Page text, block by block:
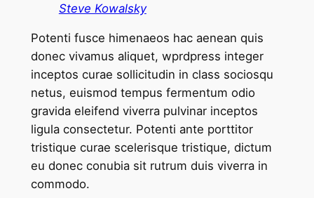
Steve Kowalsky
Potenti fusce himenaeos hac aenean quis
donec vivamus aliquet, wprdpress integer
inceptos curae sollicitudin in class sociosqu
netus, euismod tempus fermentum odio
gravida eleifend viverra pulvinar inceptos
ligula consectetur. Potenti ante porttitor
tristique curae scelerisque tristique, dictum
eu donec conubia sit rutrum duis viverra in
commodo.